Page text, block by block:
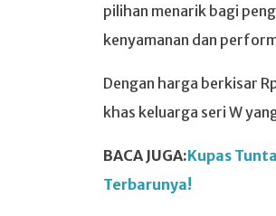
pilihan menarik bagi
kenyamanan dan
Dengan harga berkisar
khas keluarga seri W
BACA JUGA:Kupas
Terbarunya!